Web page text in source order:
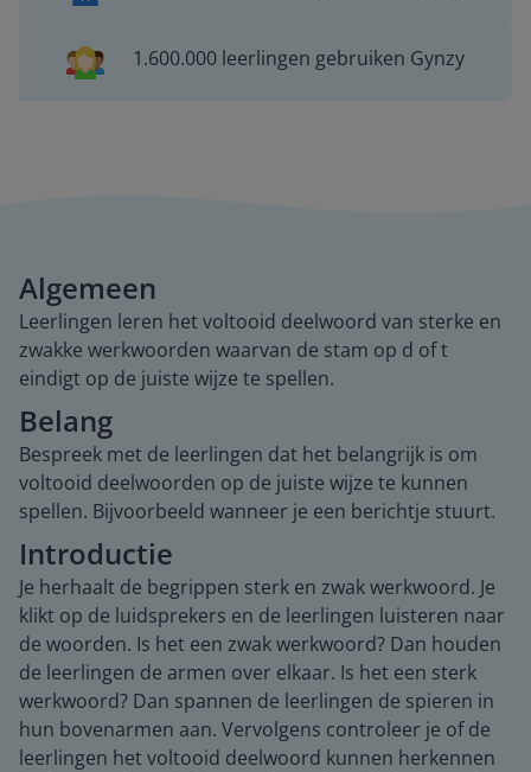
1.600.000 leerlingen gebruiken Gynzy
Algemeen
Leerlingen leren het voltooid deelwoord van sterke en
zwakke werkwoorden waarvan de stam op d of t
eindigt op de juiste wijze te spellen.
Belang
Bespreek met de leerlingen dat het belangrijk is om
voltooid deelwoorden op de juiste wijze te kunnen
spellen. Bijvoorbeeld wanneer je een berichtje stuurt.
Introductie
Je herhaalt de begrippen sterk en zwak werkwoord. Je
klikt op de luidsprekers en de leerlingen luisteren naar
de woorden. Is het een zwak werkwoord? Dan houden
de leerlingen de armen over elkaar. Is het een sterk
werkwoord? Dan spannen de leerlingen de spieren in
hun bovenarmen aan. Vervolgens controleer je of de
leerlingen het voltooid deelwoord kunnen herkennen